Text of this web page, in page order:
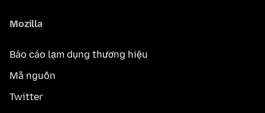
Mozilla
Báo cáo lạm dụng thương hiệu
Mã nguồn
Twitter